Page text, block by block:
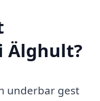
Älghult?
underbar gest